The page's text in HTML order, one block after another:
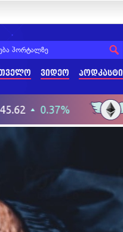
ვიდეო პოდკასტი